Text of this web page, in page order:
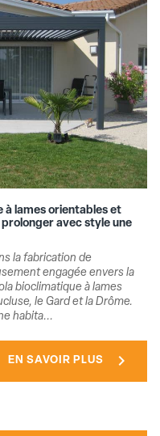
à lames orientables et
avec style une
la fabrication de
engagée envers la
bioclimatique à lames
le Gard et la Drôme.
habita...
EN SAVOIR PLUS chevron_right